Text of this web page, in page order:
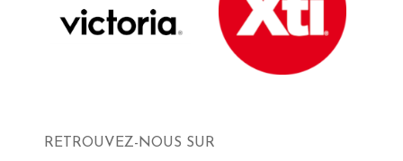
RETROUVEZ-NOUS SUR